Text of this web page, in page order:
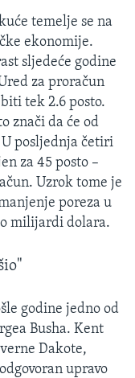
temelje se na
ekonomije.
sljedeće godine
za proračun
tek 2.6 posto.
znači da će od
posljednja četiri
za 45 posto –
Uzrok tome je
poreza u
milijardi dolara.
godine jedno od
Busha. Kent
Dakote,
upravo